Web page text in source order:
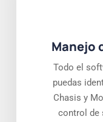
Manejo
Todo el
puedas
Chasis y
control de